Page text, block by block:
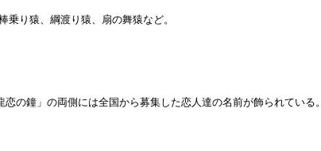
り猿、綱渡り猿、扇の舞猿など。
の鐘」の両側には全国から募集した恋人達の名前が飾られてい